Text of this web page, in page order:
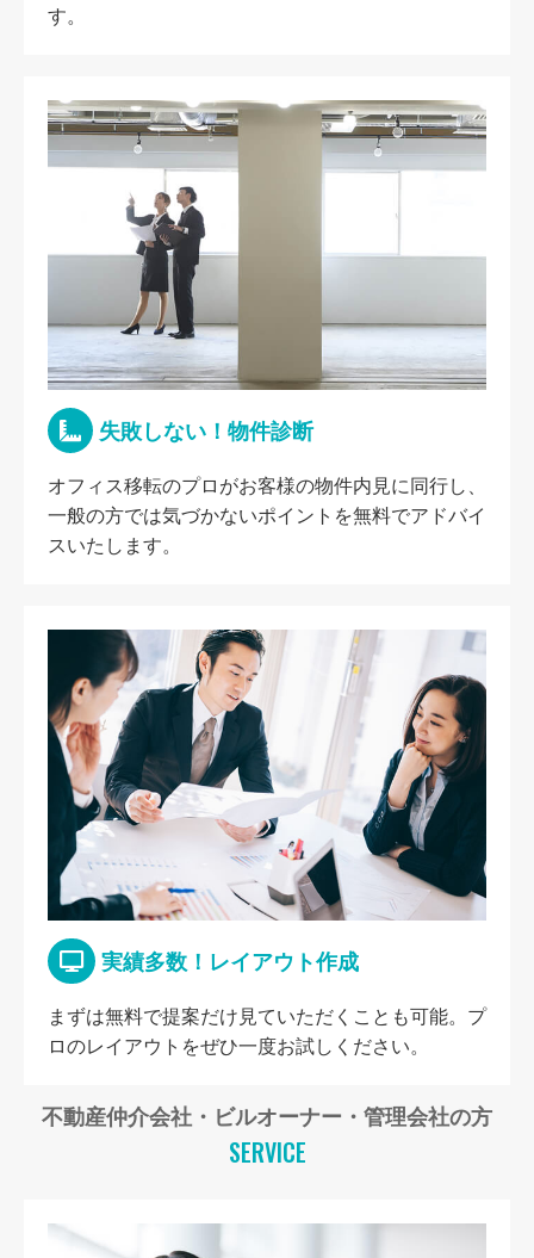
す。
失敗しない！物件診断
オフィス移転のプロがお客様の物件内見に同行し、
一般の方では気づかないポイントを無料でアドバイ
スいたします。
実績多数！レイアウト作成
まずは無料で提案だけ見ていただくことも可能。プ
ロのレイアウトをぜひ一度お試しください。
不動産仲介会社・ビルオーナー・管理会社の方
SERVICE